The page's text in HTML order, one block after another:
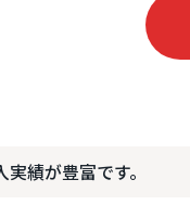
績が豊富です。